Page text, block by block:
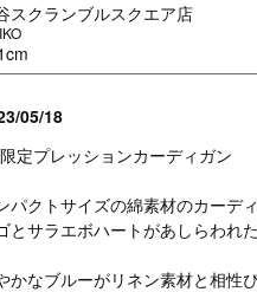
スクランブルスクエア店
05/18
定プレッションカーディガン
パクトサイズの綿素材のカーデ
とサラエボハートがあしらわれ
かなブルーがリネン素材と相性